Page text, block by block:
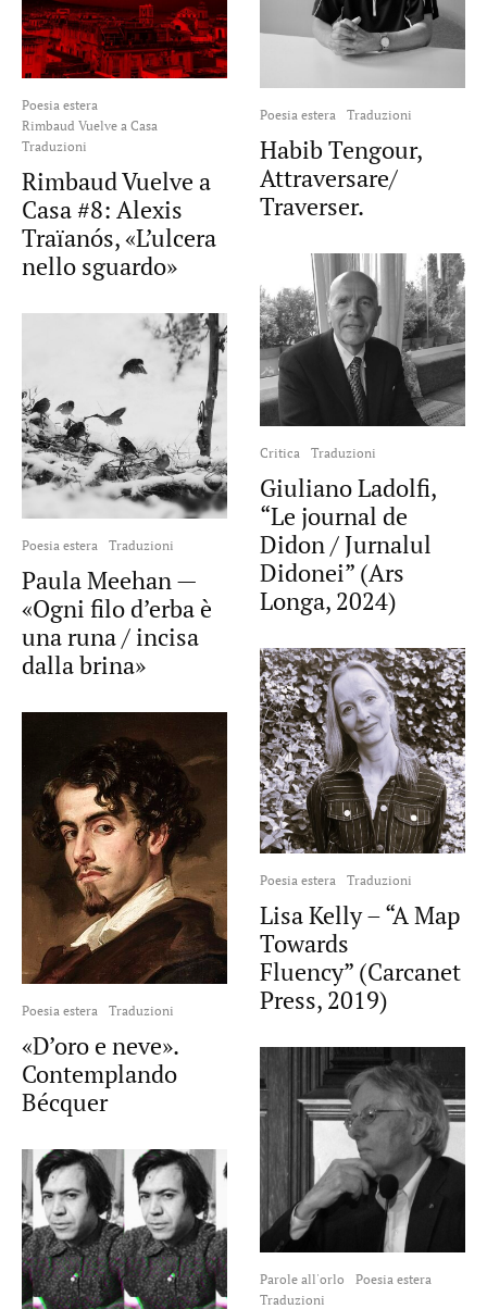
Poesia estera
Rimbaud Vuelve a Casa
Traduzioni
Rimbaud Vuelve a
Casa #8: Alexis
Traïanós, «L’ulcera
nello sguardo»
Poesia estera Traduzioni
Paula Meehan —
«Ogni filo d’erba è
una runa / incisa
dalla brina»
Poesia estera Traduzioni
«D’oro e neve».
Contemplando
Bécquer
Poesia estera Traduzioni
Habib Tengour,
Attraversare/
Traverser.
Critica Traduzioni
Giuliano Ladolfi,
“Le journal de
Didon / Jurnalul
Didonei” (Ars
Longa, 2024)
Poesia estera Traduzioni
Lisa Kelly – “A Map
Towards
Fluency” (Carcanet
Press, 2019)
Parole all'orlo
Poesia estera
Traduzioni